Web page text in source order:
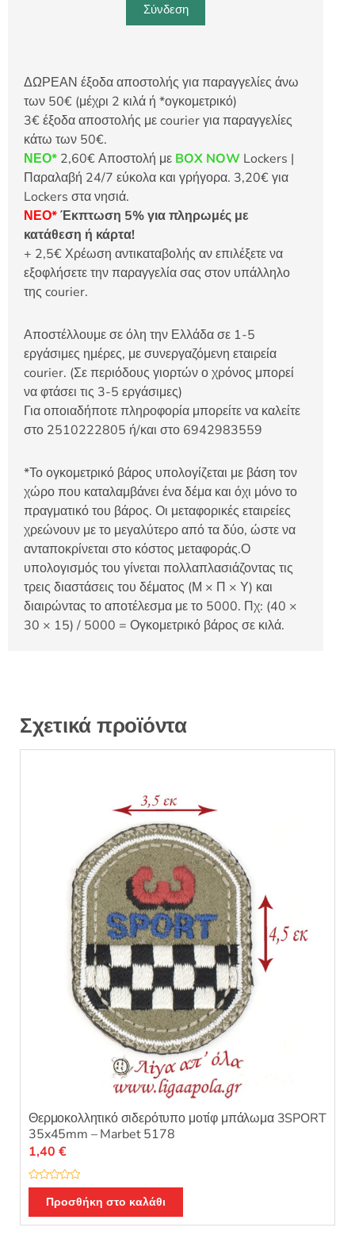
Σύνδεση
ΔΩΡΕΑΝ έξοδα αποστολής για παραγγελίες άνω
των 50€ (μέχρι 2 κιλά ή *ογκομετρικό)
3€ έξοδα αποστολής με courier για παραγγελίες
κάτω των 50€.
ΝΕΟ* 2,60€ Αποστολή με BOX NOW Lockers |
Παραλαβή 24/7 εύκολα και γρήγορα. 3,20€ για
Lockers στα νησιά.
ΝΕΟ*Έκπτωση 5% για πληρωμές με
κατάθεση ή κάρτα!
+ 2,5€ Χρέωση αντικαταβολής αν επιλέξετε να
εξοφλήσετε την παραγγελία σας στον υπάλληλο
της courier.
Αποστέλλουμε σε όλη την Ελλάδα σε 1-5
εργάσιμες ημέρες, με συνεργαζόμενη εταιρεία
courier. (Σε περιόδους γιορτών ο χρόνος μπορεί
να φτάσει τις 3-5 εργάσιμες)
Για οποιαδήποτε πληροφορία μπορείτε να καλείτε
στο 2510222805 ή/και στο 6942983559
*Το ογκομετρικό βάρος υπολογίζεται με βάση τον
χώρο που καταλαμβάνει ένα δέμα και όχι μόνο το
πραγματικό του βάρος. Οι μεταφορικές εταιρείες
χρεώνουν με το μεγαλύτερο από τα δύο, ώστε να
ανταποκρίνεται στο κόστος μεταφοράς.Ο
υπολογισμός του γίνεται πολλαπλασιάζοντας τις
τρεις διαστάσεις του δέματος (Μ × Π × Υ) και
διαιρώντας το αποτέλεσμα με το 5000. Πχ: (40 ×
30 × 15) / 5000 = Ογκομετρικό βάρος σε κιλά.
Σχετικά προϊόντα
Θερμοκολλητικό σιδερότυπο μοτίφ μπάλωμα 3SPORT
35x45mm – Marbet 5178
Β
μ
ο
1,40 €
Προσθήκη στο καλάθι